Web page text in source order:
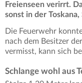
Freienseen verirrt.
sonst in der
Die Feuerwehr
nach dem Besitzer
vermisst, kann sich
Schlange wohl aus